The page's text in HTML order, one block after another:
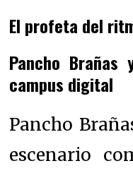
El profeta del
Pancho
campus digital
Pancho
escenario